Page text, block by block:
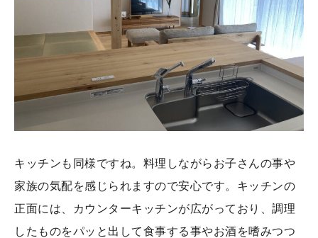
キッチンも同様ですね。料理しながらお子さんの事や
家族の気配を感じられますので安心です。キッチンの
正面には、カウンターキッチンが広がっており、調理
したものをパッと出して食事する事やお酒を嗜みつつ